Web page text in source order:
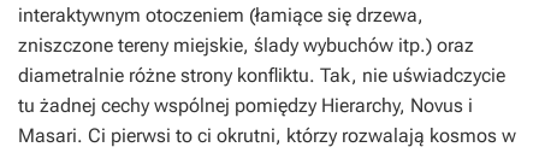
interaktywnym otoczeniem (łamiące się drzewa,
zniszczone tereny miejskie, ślady wybuchów itp.) oraz
diametralnie różne strony konfliktu. Tak, nie uświadczycie
tu żadnej cechy wspólnej pomiędzy Hierarchy, Novus i
Masari. Ci pierwsi to ci okrutni, którzy rozwalają kosmos w